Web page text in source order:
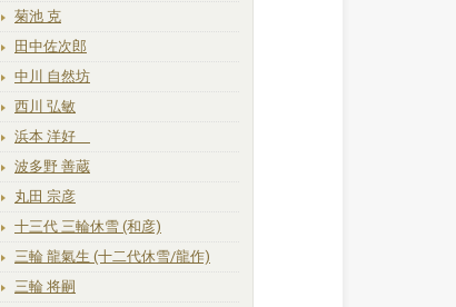
菊池 克
田中佐次郎
中川 自然坊
西川 弘敏
浜本 洋好
波多野 善蔵
丸田 宗彦
十三代 三輪休雪 (和彦)
三輪 龍氣生 (十二代休雪/龍作)
三輪 将嗣